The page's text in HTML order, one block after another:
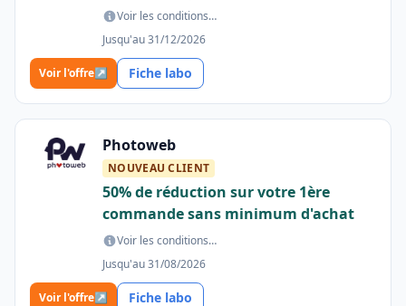
Voir les conditions…
Jusqu'au 31/12/2026
Voir l'offre↗ Fiche labo
Photoweb
NOUVEAU CLIENT
50% de réduction sur votre 1ère
commande sans minimum d'achat
Voir les conditions…
Jusqu'au 31/08/2026
Voir l'offre↗ Fiche labo